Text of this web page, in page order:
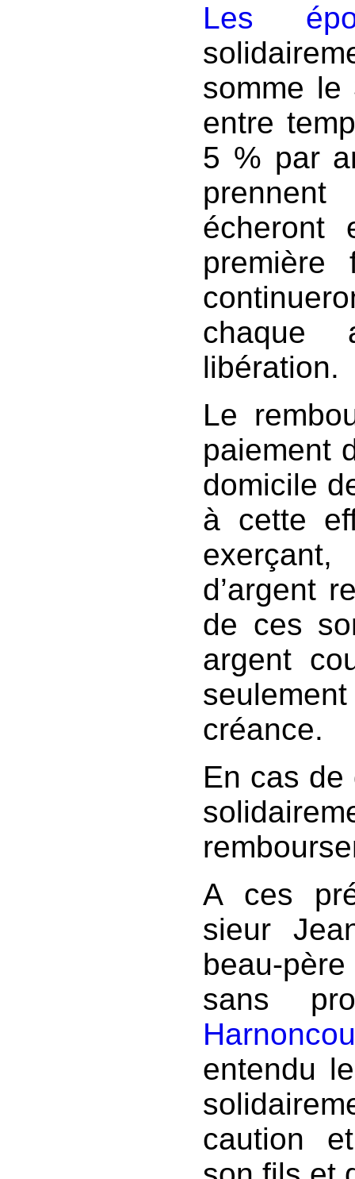
Les
somme le
entre
5 % par
écheront
chaque
libération.
Le
paiement
domicile
à cette
d’argent
de ces
argent
créance.
En cas de
A ces
sieur
beau-
sans
entendu
caution